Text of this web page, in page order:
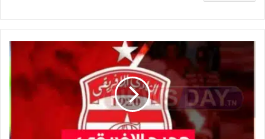
السليمي
يكشف
عن
مفاجآت